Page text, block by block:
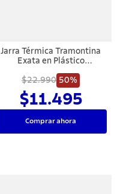
Jarra Térmica Tramontina
Exata en Plástico
$22.990 50%
$11.495
Comprar ahora